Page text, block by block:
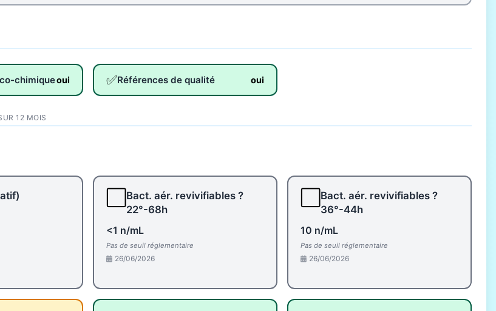
chimiqueoui ✅Références de qualité oui
12 MOIS
Bact. aér. revivifiables ?
22°-68h
<1 n/mL
Pas de seuil réglementaire
26/06/2026
Bact. aér. revivifiables ?
36°-44h
10 n/mL
Pas de seuil réglementaire
26/06/2026